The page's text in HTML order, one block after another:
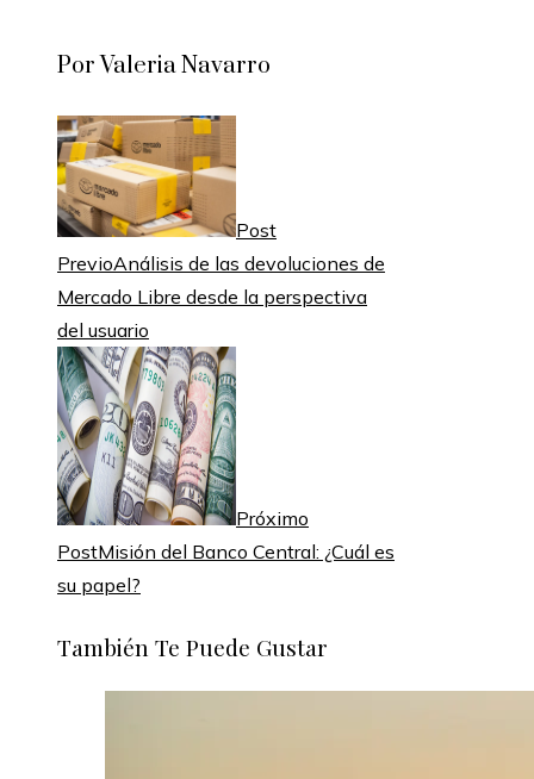
Por Valeria Navarro
Post
PrevioAnálisis de las devoluciones de
Mercado Libre desde la perspectiva
del usuario
Próximo
PostMisión del Banco Central: ¿Cuál es
su papel?
También Te Puede Gustar